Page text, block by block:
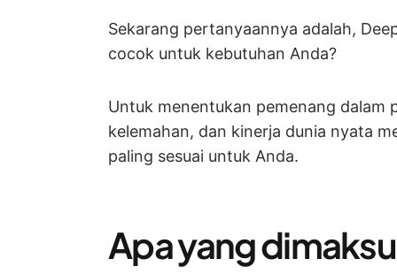
Sekarang pertanyaannya adalah,
cocok untuk kebutuhan Anda?
Untuk menentukan pemenang dalam
kelemahan, dan kinerja dunia nyata
paling sesuai untuk Anda.
Apa yang